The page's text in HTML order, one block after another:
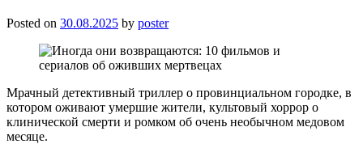
Posted on 30.08.2025 by poster
Мрачный детективный триллер о провинциальном городке, в
котором оживают умершие жители, культовый хоррор о
клинической смерти и ромком об очень необычном медовом
месяце.